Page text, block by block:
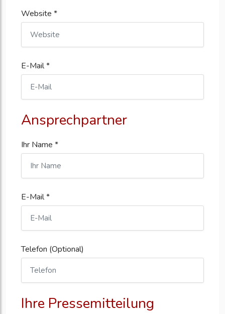
Website *
E-Mail *
Ansprechpartner
Ihr Name *
E-Mail *
Telefon (Optional)
Ihre Pressemitteilung